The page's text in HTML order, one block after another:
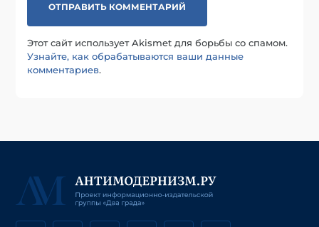
Этот сайт использует Akismet для борьбы со спамом.
Узнайте, как обрабатываются ваши данные
комментариев.